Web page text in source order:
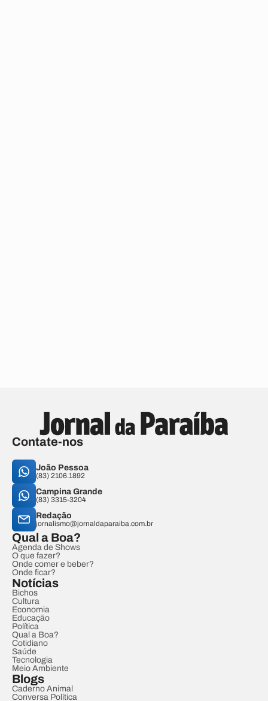
Contate-nos
João Pessoa
(83) 2106.1892
Campina Grande
(83) 3315-3204
Redação
jornalismo@jornaldaparaiba.com.br
Qual a Boa?
Agenda de Shows
O que fazer?
Onde comer e beber?
Onde ficar?
Notícias
Bichos
Cultura
Economia
Educação
Política
Qual a Boa?
Cotidiano
Saúde
Tecnologia
Meio Ambiente
Blogs
Caderno Animal
Conversa Política